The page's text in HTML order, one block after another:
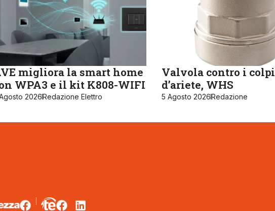
migliora la smart home
WPA3 e il kit K808-WIFI
2026Redazione Elettro
Valvola contro i colpi
d’ariete, WHS
5 Agosto 2026Redazione